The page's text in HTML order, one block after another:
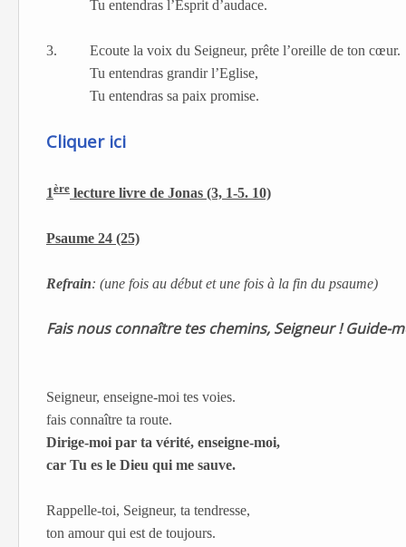
Tu entendras l’Esprit d’audace.
3.
Ecoute la voix du Seigneur, prête l’oreille de ton cœur.
Tu entendras grandir l’Eglise,
Tu entendras sa paix promise.
Cliquer ici
1ère lecture livre de Jonas (3, 1-5. 10)
Psaume 24 (25)
Refrain: (une fois au début et une fois à la fin du psaume)
Fais nous connaître tes chemins, Seigneur ! Guide-
Seigneur, enseigne-moi tes voies.
fais connaître ta route.
Dirige-moi par ta vérité, enseigne-moi,
car Tu es le Dieu qui me sauve.
Rappelle-toi, Seigneur, ta tendresse,
ton amour qui est de toujours.